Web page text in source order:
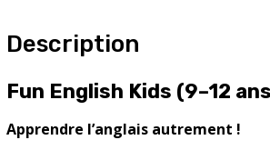
Description
Fun English Kids (9–12
Apprendre l’anglais autrement !